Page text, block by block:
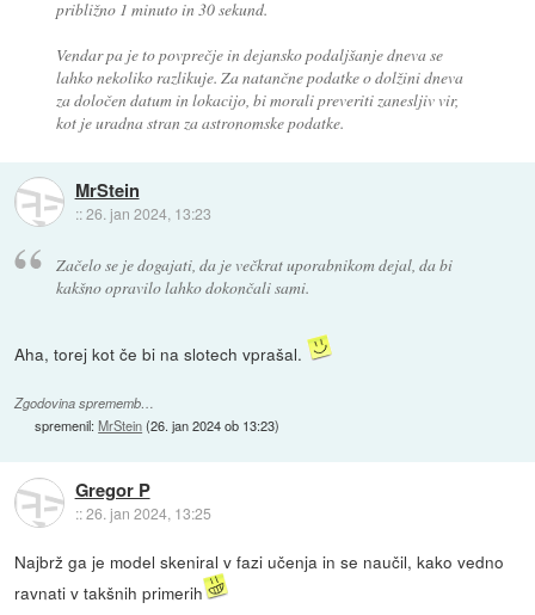
približno 1 minuto in 30 sekund.
Vendar pa je to povprečje in dejansko podaljšanje dneva se
lahko nekoliko razlikuje. Za natančne podatke o dolžini dneva
za določen datum in lokacijo, bi morali preveriti zanesljiv vir,
kot je uradna stran za astronomske podatke.
MrStein
::26. jan 2024, 13:23
Začelo se je dogajati, da je večkrat uporabnikom dejal, da bi
kakšno opravilo lahko dokončali sami.
Aha, torej kot če bi na slotech vprašal.
Zgodovina sprememb…
spremenil:MrStein(26. jan 2024 ob 13:23)
Gregor P
::26. jan 2024, 13:25
Najbrž ga je model skeniral v fazi učenja in se naučil, kako vedno
ravnati v takšnih primerih